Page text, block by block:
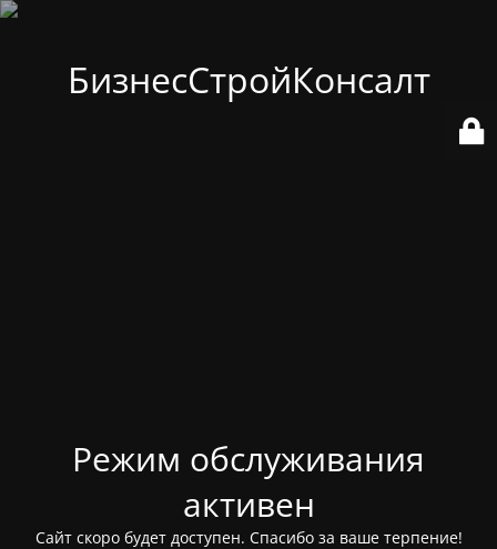
БизнесСтройКонсалт
Режим обслуживания
активен
Сайт скоро будет доступен. Спасибо за ваше терпение!